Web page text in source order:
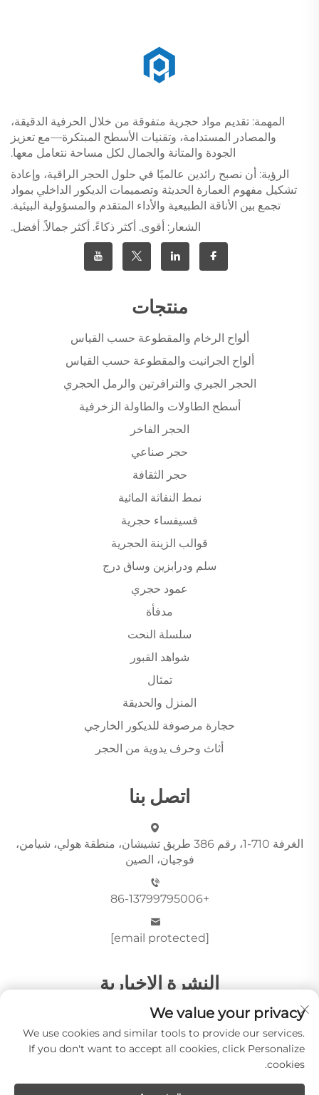
المهمة: تقديم مواد حجرية متفوقة من خلال الحرفية الدقيقة،
والمصادر المستدامة، وتقنيات الأسطح المبتكرة—مع تعزيز
الجودة والمتانة والجمال لكل مساحة نتعامل معها.
الرؤية: أن نصبح رائدين عالميًا في حلول الحجر الراقية، وإعادة
تشكيل مفهوم العمارة الحديثة وتصميمات الديكور الداخلي بمواد
تجمع بين الأناقة الطبيعية والأداء المتقدم والمسؤولية البيئية.
الشعار: أقوى. أكثر ذكاءً. أكثر جمالاً. أفضل.
منتجات
ألواح الرخام والمقطوعة حسب القياس
ألواح الجرانيت والمقطوعة حسب القياس
الحجر الجيري والترافرتين والرمل الحجري
أسطح الطاولات والطاولة الزخرفية
الحجر الفاخر
حجر صناعي
حجر الثقافة
نمط النفاثة المائية
فسيفساء حجرية
قوالب الزينة الحجرية
سلم ودرابزين وساق درج
عمود حجري
مدفأة
سلسلة النحت
شواهد القبور
تمثال
المنزل والحديقة
حجارة مرصوفة للديكور الخارجي
أثاث وحرف يدوية من الحجر
اتصل بنا
الغرفة 710-1، رقم 386 طريق تشيشان، منطقة هولي، شيامن،
فوجيان، الصين
+86-13799795006
[email protected]
النشرة الإخبارية
أرسِل
We value your privacy
We use cookies and similar tools to provide our services.
If you don't want to accept all cookies, click Personalize
cookies.